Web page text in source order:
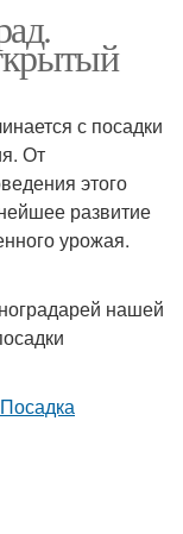
с посадки
От
этого
развитие
урожая.
нашей